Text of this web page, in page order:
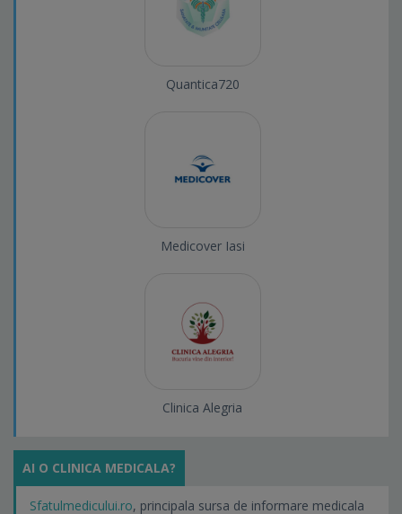
Quantica720
Medicover Iasi
Clinica Alegria
AI O CLINICA MEDICALA?
Sfatulmedicului.ro, principala sursa de informare medicala